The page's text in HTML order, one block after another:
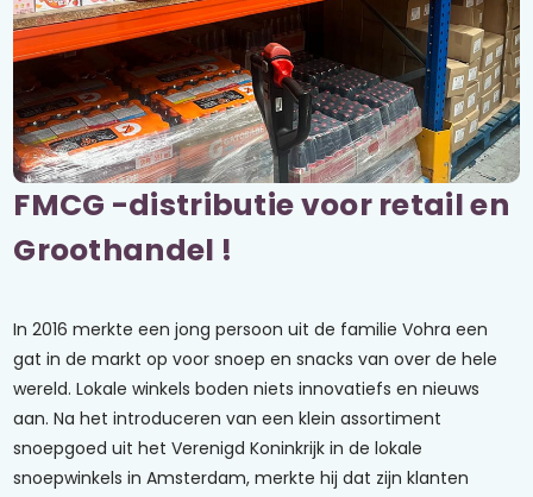
FMCG -distributie voor retail en
Groothandel !
In 2016 merkte een jong persoon uit de familie Vohra een
gat in de markt op voor snoep en snacks van over de hele
wereld. Lokale winkels boden niets innovatiefs en nieuws
aan. Na het introduceren van een klein assortiment
snoepgoed uit het Verenigd Koninkrijk in de lokale
snoepwinkels in Amsterdam, merkte hij dat zijn klanten